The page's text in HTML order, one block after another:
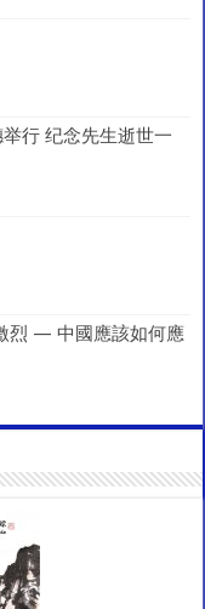
行 纪念先生逝世一
烈 — 中國應該如何應